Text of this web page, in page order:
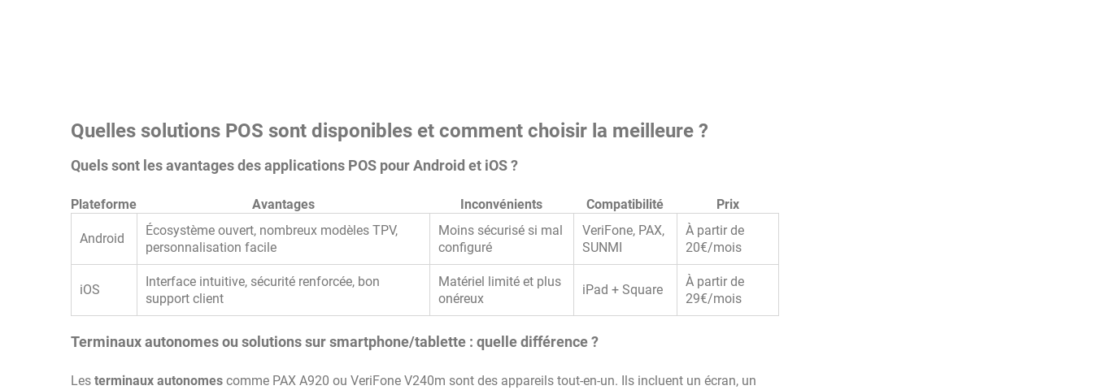
Quelles solutions POS sont disponibles et comment choisir la meilleure ?
Quels sont les avantages des applications POS pour Android et iOS ?
Plateforme Avantages Inconvénients Compatibilité Prix
Android
Écosystème ouvert, nombreux modèles TPV,
personnalisation facile
Moins sécurisé si mal
configuré
VeriFone, PAX,
SUNMI
À partir de
20€/mois
iOS
Interface intuitive, sécurité renforcée, bon
support client
Matériel limité et plus
onéreux
iPad + Square
À partir de
29€/mois
Terminaux autonomes ou solutions sur smartphone/tablette : quelle différence ?
Les terminaux autonomes comme PAX A920 ou VeriFone V240m sont des appareils tout-en-un. Ils incluent un écran, un